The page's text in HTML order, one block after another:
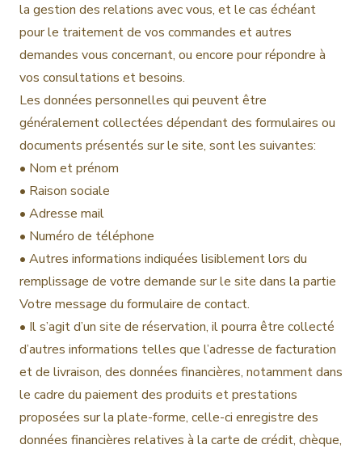
la gestion des relations avec vous, et le cas échéant
pour le traitement de vos commandes et autres
demandes vous concernant, ou encore pour répondre à
vos consultations et besoins.
Les données personnelles qui peuvent être
généralement collectées dépendant des formulaires ou
documents présentés sur le site, sont les suivantes:
• Nom et prénom
• Raison sociale
• Adresse mail
• Numéro de téléphone
• Autres informations indiquées lisiblement lors du
remplissage de votre demande sur le site dans la partie
Votre message du formulaire de contact.
• Il s’agit d’un site de réservation, il pourra être collecté
d’autres informations telles que l’adresse de facturation
et de livraison, des données financières, notamment dans
le cadre du paiement des produits et prestations
proposées sur la plate-forme, celle-ci enregistre des
données financières relatives à la carte de crédit, chèque,